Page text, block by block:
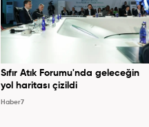
Sıfır Atık Forumu'nda geleceğin
yol haritası çizildi
Haber7